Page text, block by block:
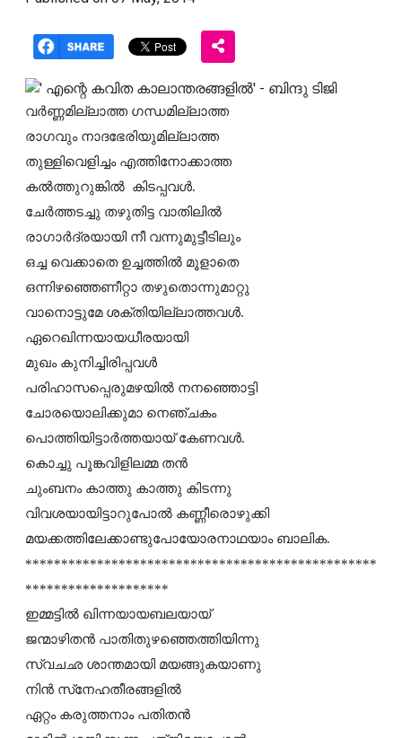
വര്‍ണ്ണമില്ലാത്ത ഗന്ധമില്ലാത്ത
രാഗവും നാദഭേരിയുമില്ലാത്ത
തുള്ളിവെളിച്ചം എത്തിനോക്കാത്ത
കല്‍ത്തുറുങ്കില്‍ കിടപ്പവള്‍.
ചേര്‍ത്തടച്ചു തഴുതിട്ട വാതിലില്‍
രാഗാര്‍ദ്രയായി നീ വന്നുമുട്ടീടിലും
ഒച്ച വെക്കാതെ ഉച്ചത്തില്‍ മൂളാതെ
ഒന്നിഴഞ്ഞെണീറ്റാ തഴുതൊന്നുമാറ്റു
വാനൊട്ടുമേ ശക്തിയില്ലാത്തവള്‍.
ഏറെഖിന്നയായധീരയായി
മുഖം കുനിച്ചിരിപ്പവള്‍
പരിഹാസപ്പെരുമഴയില്‍ നനഞ്ഞൊട്ടി
ചോരയൊലിക്കുമാ നെഞ്ചകം
പൊത്തിയിട്ടാര്‍ത്തയായ് കേണവള്‍.
കൊച്ചു പൂങ്കവിളിലമ്മ തന്‍
ചുംബനം കാത്തു കാത്തു കിടന്നു
വിവശയായിട്ടാറുപോല്‍ കണ്ണീരൊഴുക്കി
മയക്കത്തിലേക്കാണ്ടുപോയോരനാഥയാം ബാലിക.
*************************************************
********************
ഇമ്മട്ടില്‍ ഖിന്നയായബലയായ്
ജന്മാഴിതന്‍ പാതിതുഴഞ്ഞെത്തിയിന്നു
സ്വചഛ ശാന്തമായി മയങ്ങുകയാണു
നിന്‍ സ്‌നേഹതീരങ്ങളില്‍
ഏറ്റം കരുത്തനാം പതിതന്‍